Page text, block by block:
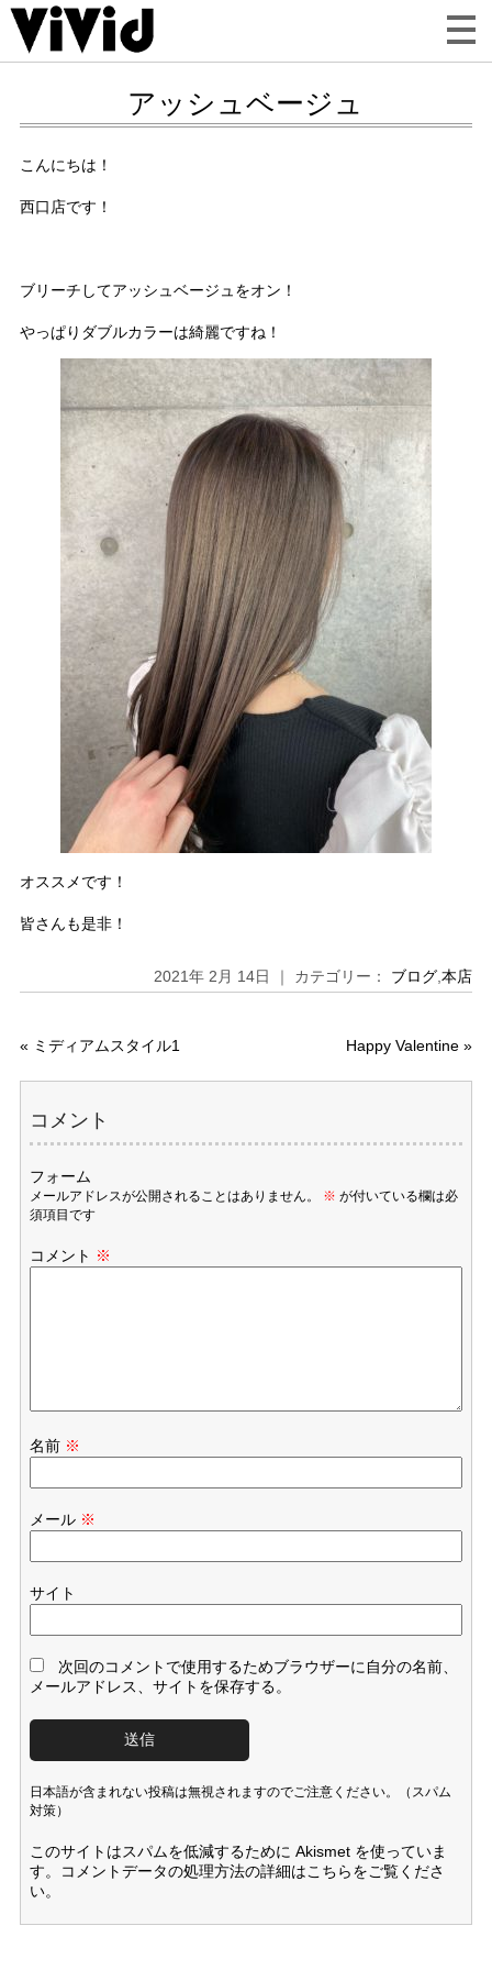
アッシュベージュ
こんにちは！
西口店です！
ブリーチしてアッシュベージュをオン！
やっぱりダブルカラーは綺麗ですね！
オススメです！
皆さんも是非！
2021年 2月 14日 ｜ カテゴリー： ブログ ,本店
« ミディアムスタイル1 Happy Valentine »
コメント
フォーム
メールアドレスが公開されることはありません。 ※ が付いている欄は必
須項目です
コメント ※
名前 ※
メール ※
サイト
次回のコメントで使用するためブラウザーに自分の名前、
メールアドレス、サイトを保存する。
日本語が含まれない投稿は無視されますのでご注意ください。（スパム
対策）
このサイトはスパムを低減するために Akismet を使っていま
す。
コメントデータの処理方法の詳細はこちらをご覧くださ
い。